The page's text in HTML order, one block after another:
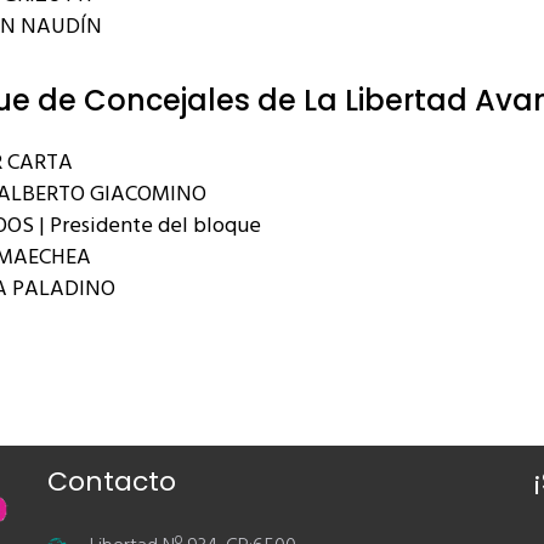
NAUDÍN
de Concejales de La Libertad
CARTA
GIACOMINO
| Presidente del bloque
PALADINO
Contacto